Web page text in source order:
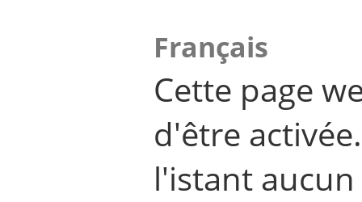
Français
Cette page
d'être
l'istant